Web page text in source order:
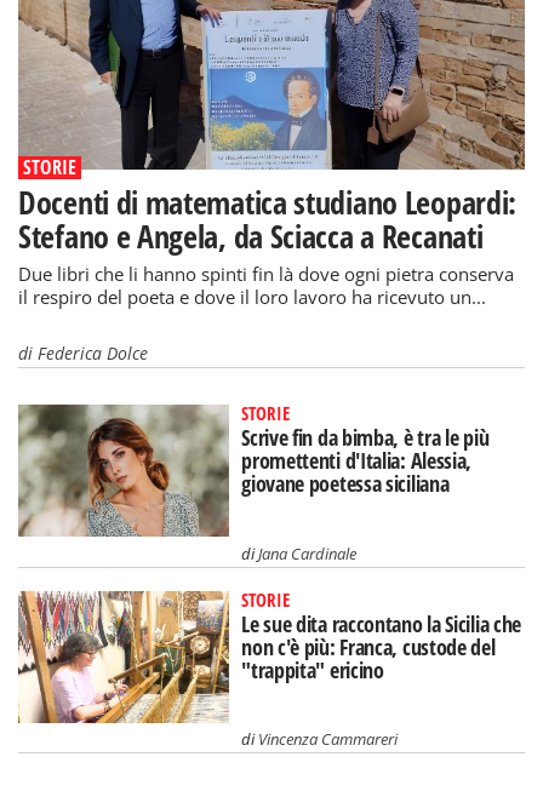
STORIE
Docenti di matematica studiano Leopardi:
Stefano e Angela, da Sciacca a Recanati
Due libri che li hanno spinti fin là dove ogni pietra conserva
il respiro del poeta e dove il loro lavoro ha ricevuto un...
di Federica Dolce
STORIE
Scrive fin da bimba, è tra le più
promettenti d'Italia: Alessia,
giovane poetessa siciliana
diJana Cardinale
STORIE
Le sue dita raccontano la Sicilia che
non c'è più: Franca, custode del
"trappita" ericino
diVincenza Cammareri